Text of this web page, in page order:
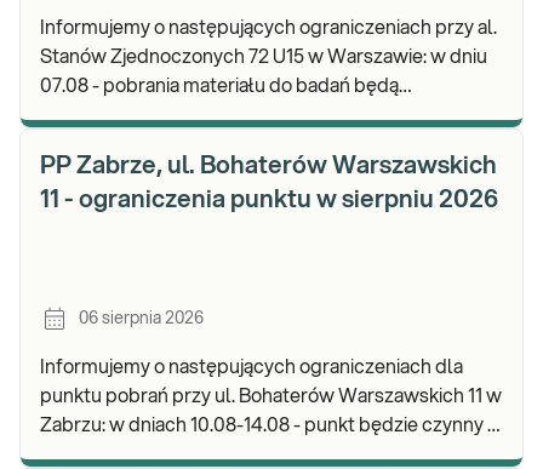
Informujemy o następujących ograniczeniach przy al.
Stanów Zjednoczonych 72 U15 w Warszawie: w dniu
07.08 - pobrania materiału do badań będą
PP Zabrze, ul. Bohaterów Warszawskich
11 - ograniczenia punktu w sierpniu 2026
06 sierpnia 2026
Informujemy o następujących ograniczeniach dla
punktu pobrań przy ul. Bohaterów Warszawskich 11 w
Zabrzu: w dniach 10.08-14.08 - punkt będzie czynny w